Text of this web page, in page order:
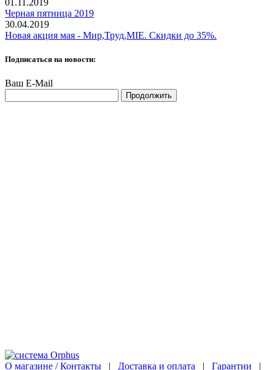
01.11.2019
Черная пятница 2019
30.04.2019
Новая акция мая - Мир,Труд,MIE. Скидки до 35%.
Подписаться на новости:
Ваш E-Mail
Продолжить
О магазине / Контакты | Доставка и оплата | Гарантии |